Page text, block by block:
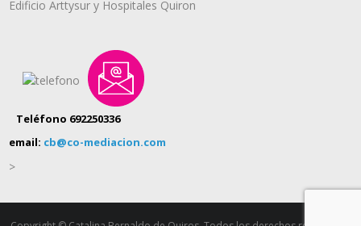
Edificio Arttysur y Hospitales Quiron
Teléfono 692250336
email: cb@co-mediacion.com
>